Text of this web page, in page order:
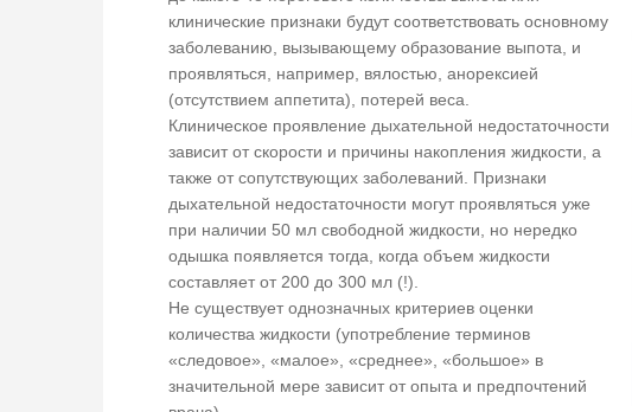
клинические признаки будут соответствовать основному
заболеванию, вызывающему образование выпота, и
проявляться, например, вялостью, анорексией
(отсутствием аппетита), потерей веса.
Клиническое проявление дыхательной недостаточности
зависит от скорости и причины накопления жидкости, а
также от сопутствующих заболеваний. Признаки
дыхательной недостаточности могут проявляться уже
при наличии 50 мл свободной жидкости, но нередко
одышка появляется тогда, когда объем жидкости
составляет от 200 до 300 мл (!).
Не существует однозначных критериев оценки
количества жидкости (употребление терминов
«следовое», «малое», «среднее», «большое» в
значительной мере зависит от опыта и предпочтений